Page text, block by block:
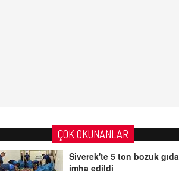
ÇOK OKUNANLAR
Siverek'te 5 ton bozuk gıda
imha edildi